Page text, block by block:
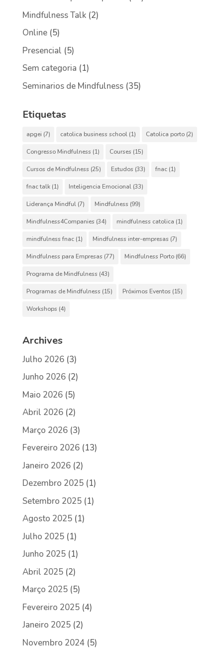
Mindfulness Talk(2)
Online(5)
Presencial (5)
Sem categoria (1)
Seminarios de Mindfulness(35)
Etiquetas
apgei (7) catolica business school(1) Catolica porto(2)
Congresso Mindfulness (1) Courses (15)
Cursos de Mindfulness (25) Estudos (33) fnac(1)
fnac talk(1) Inteligencia Emocional(33)
Liderança Mindful(7) Mindfulness (99)
Mindfulness4Companies (34) mindfulness catolica (1)
mindfulness fnac(1) Mindfulness inter-empresas (7)
Mindfulness para Empresas (77) Mindfulness Porto(66)
Programa de Mindfulness (43)
Programas de Mindfulness (15) Próximos Eventos (15)
Workshops (4)
Archives
Julho 2026(3)
Junho 2026(2)
Maio 2026(5)
Abril 2026(2)
Março 2026(3)
Fevereiro 2026(13)
Janeiro 2026(2)
Dezembro 2025(1)
Setembro 2025(1)
Agosto 2025(1)
Julho 2025(1)
Junho 2025(1)
Abril 2025(2)
Março 2025(5)
Fevereiro 2025(4)
Janeiro 2025(2)
Novembro 2024(5)